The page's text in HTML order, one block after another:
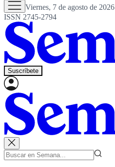
Viernes, 7 de agosto de 2026
ISSN 2745-2794
Suscríbete